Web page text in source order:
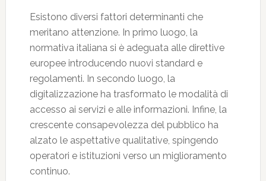
Esistono diversi fattori determinanti che
meritano attenzione. In primo luogo, la
normativa italiana si è adeguata alle direttive
europee introducendo nuovi standard e
regolamenti. In secondo luogo, la
digitalizzazione ha trasformato le modalità di
accesso ai servizi e alle informazioni. Infine, la
crescente consapevolezza del pubblico ha
alzato le aspettative qualitative, spingendo
operatori e istituzioni verso un miglioramento
continuo.